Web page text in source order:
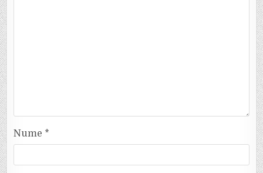
Nume *